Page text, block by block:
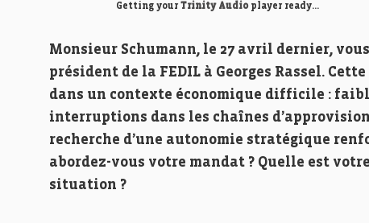
Getting yourTrinity Audioplayer ready...
Monsieur Schumann, le 27 avril dernier,
président de la FEDIL à Georges Rassel.
dans un contexte économique difficile :
interruptions dans les chaînes
recherche d’une autonomie stratégique
abordez-vous votre mandat ? Quelle est
situation ?